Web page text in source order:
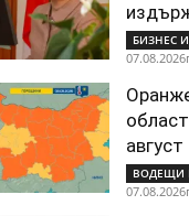
БИЗНЕС
август
ВОДЕЩИ